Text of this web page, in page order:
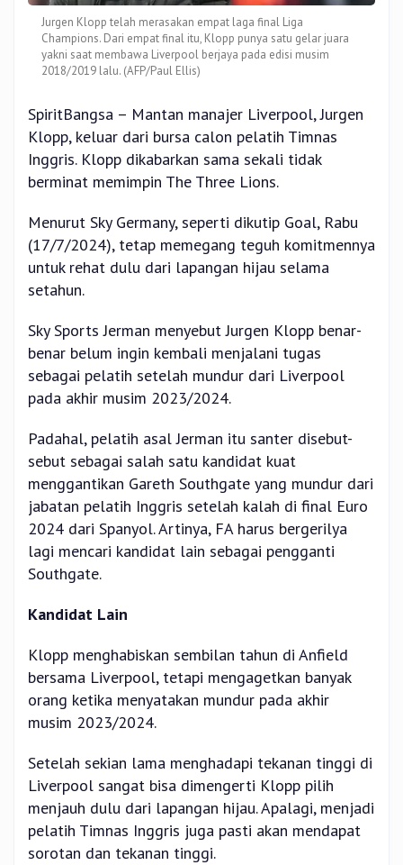
Jurgen Klopp telah merasakan empat laga final Liga
Champions. Dari empat final itu, Klopp punya satu gelar juara
yakni saat membawa Liverpool berjaya pada edisi musim
2018/2019 lalu. (AFP/Paul Ellis)
SpiritBangsa – Mantan manajer Liverpool, Jurgen
Klopp, keluar dari bursa calon pelatih Timnas
Inggris. Klopp dikabarkan sama sekali tidak
berminat memimpin The Three Lions.
Menurut Sky Germany, seperti dikutip Goal, Rabu
(17/7/2024), tetap memegang teguh komitmennya
untuk rehat dulu dari lapangan hijau selama
setahun.
Sky Sports Jerman menyebut Jurgen Klopp benar-
benar belum ingin kembali menjalani tugas
sebagai pelatih setelah mundur dari Liverpool
pada akhir musim 2023/2024.
Padahal, pelatih asal Jerman itu santer disebut-
sebut sebagai salah satu kandidat kuat
menggantikan Gareth Southgate yang mundur dari
jabatan pelatih Inggris setelah kalah di final Euro
2024 dari Spanyol. Artinya, FA harus bergerilya
lagi mencari kandidat lain sebagai pengganti
Southgate.
Kandidat Lain
Klopp menghabiskan sembilan tahun di Anfield
bersama Liverpool, tetapi mengagetkan banyak
orang ketika menyatakan mundur pada akhir
musim 2023/2024.
Setelah sekian lama menghadapi tekanan tinggi di
Liverpool sangat bisa dimengerti Klopp pilih
menjauh dulu dari lapangan hijau. Apalagi, menjadi
pelatih Timnas Inggris juga pasti akan mendapat
sorotan dan tekanan tinggi.